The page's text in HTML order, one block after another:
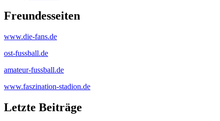
Freundesseiten
www.die-fans.de
ost-fussball.de
amateur-fussball.de
www.faszination-stadion.de
Letzte Beiträge